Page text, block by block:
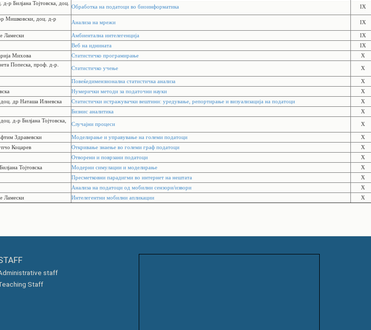
р Билјана Тојтовска, доц.
Обработка на податоци во биоинформатика IX
Мишковски, доц. д-р
Анализа на мрежи IX
Ламески Амбиентална интелегенција
IX
Веб на иднината
IX
Михова Статистичко прoграмирање X
Попеска, проф. д-р.
Статистичко учење X
Повеќедимензионална статистичка анализа
X
Нумерички методи за податочни науки
X
др Наташа Илиевска Статистички истражувачки вештини: уредување, репортирање и визуализација на податоци
X
Бизнис аналитика X
д-р Билјана Тојтовска,
Случајни процеси X
Здравевски Моделирање и управување на големи податоци
X
Коцарев Откривање знаење во големи граф податоци
X
Отворени и поврзани податоци
X
Тојтовска Модерни симулации и моделирање
X
Пресметковни парадигми во интернет на нештата
X
Анализа на податоци од мобилни сензори/извори
X
Ламески Интелегентни мобилни апликации X
staff
Staff